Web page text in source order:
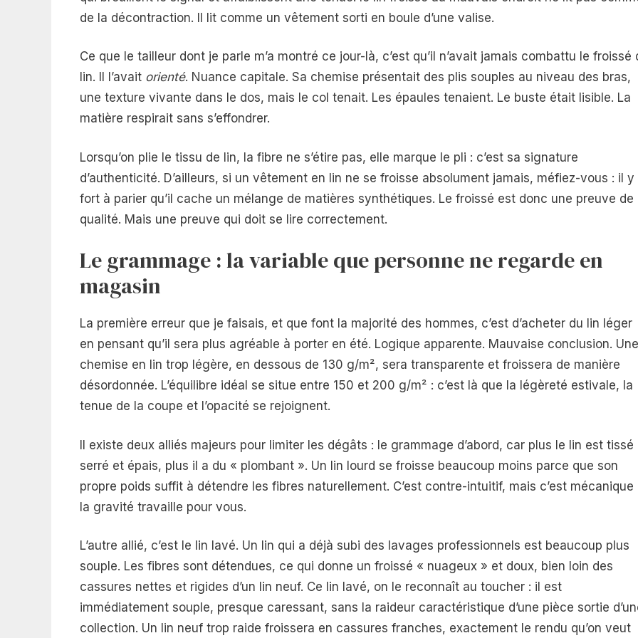
de la décontraction. Il lit comme un vêtement sorti en boule d’une valise.
Ce que le tailleur dont je parle m’a montré ce jour-là, c’est qu’il n’avait jamais combattu le froissé
lin. Il l’avait orienté. Nuance capitale. Sa chemise présentait des plis souples au niveau des bras,
une texture vivante dans le dos, mais le col tenait. Les épaules tenaient. Le buste était lisible. La
matière respirait sans s’effondrer.
Lorsqu’on plie le tissu de lin, la fibre ne s’étire pas, elle marque le pli : c’est sa signature
d’authenticité. D’ailleurs, si un vêtement en lin ne se froisse absolument jamais, méfiez-vous : il y
fort à parier qu’il cache un mélange de matières synthétiques. Le froissé est donc une preuve de
qualité. Mais une preuve qui doit se lire correctement.
Le grammage : la variable que personne ne regarde en
magasin
La première erreur que je faisais, et que font la majorité des hommes, c’est d’acheter du lin léger
en pensant qu’il sera plus agréable à porter en été. Logique apparente. Mauvaise conclusion. Une
chemise en lin trop légère, en dessous de 130 g/m², sera transparente et froissera de manière
désordonnée. L’équilibre idéal se situe entre 150 et 200 g/m² : c’est là que la légèreté estivale, la
tenue de la coupe et l’opacité se rejoignent.
Il existe deux alliés majeurs pour limiter les dégâts : le grammage d’abord, car plus le lin est tissé
serré et épais, plus il a du « plombant ». Un lin lourd se froisse beaucoup moins parce que son
propre poids suffit à détendre les fibres naturellement. C’est contre-intuitif, mais c’est mécanique
la gravité travaille pour vous.
L’autre allié, c’est le lin lavé. Un lin qui a déjà subi des lavages professionnels est beaucoup plus
souple. Les fibres sont détendues, ce qui donne un froissé « nuageux » et doux, bien loin des
cassures nettes et rigides d’un lin neuf. Ce lin lavé, on le reconnaît au toucher : il est
immédiatement souple, presque caressant, sans la raideur caractéristique d’une pièce sortie
collection. Un lin neuf trop raide froissera en cassures franches, exactement le rendu qu’on veut